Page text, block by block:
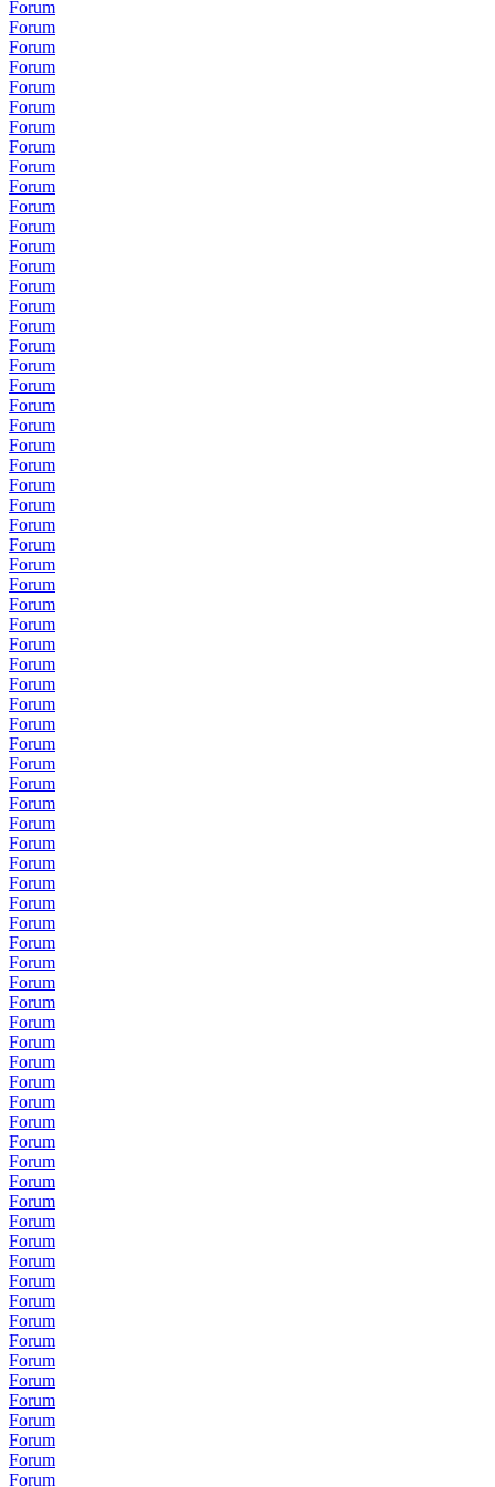
Forum
Forum
Forum
Forum
Forum
Forum
Forum
Forum
Forum
Forum
Forum
Forum
Forum
Forum
Forum
Forum
Forum
Forum
Forum
Forum
Forum
Forum
Forum
Forum
Forum
Forum
Forum
Forum
Forum
Forum
Forum
Forum
Forum
Forum
Forum
Forum
Forum
Forum
Forum
Forum
Forum
Forum
Forum
Forum
Forum
Forum
Forum
Forum
Forum
Forum
Forum
Forum
Forum
Forum
Forum
Forum
Forum
Forum
Forum
Forum
Forum
Forum
Forum
Forum
Forum
Forum
Forum
Forum
Forum
Forum
Forum
Forum
Forum
Forum
Forum